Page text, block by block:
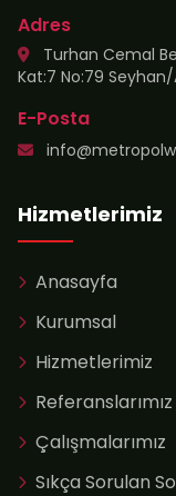
Adres
Turhan Cemal
Kat:7 No:79 Seyhan/
E-Posta
Hizmetlerimiz
Anasayfa
Kurumsal
Hizmetlerimiz
Referanslarımız
Çalışmalarımız
Sıkça Sorulan